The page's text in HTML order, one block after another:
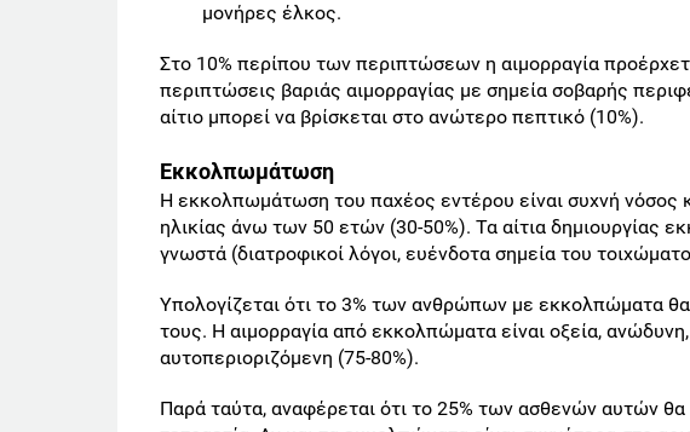
μονήρες έλκος.
Στο 10% περίπου των περιπτώσεων η αιμορραγία
περιπτώσεις βαριάς αιμορραγίας με σημεία σοβαρής
αίτιο μπορεί να βρίσκεται στο ανώτερο πεπτικό (10%).
Εκκολπωμάτωση
Η εκκολπωμάτωση του παχέος εντέρου είναι συχνή νόσος
ηλικίας άνω των 50 ετών (30-50%). Τα αίτια δημιουργίας
γνωστά (διατροφικοί λόγοι, ευένδοτα σημεία του
Υπολογίζεται ότι το 3% των ανθρώπων με εκκολπώματα
τους. Η αιμορραγία από εκκολπώματα είναι οξεία,
αυτοπεριοριζόμενη (75-80%).
Παρά ταύτα, αναφέρεται ότι το 25% των ασθενών αυτών